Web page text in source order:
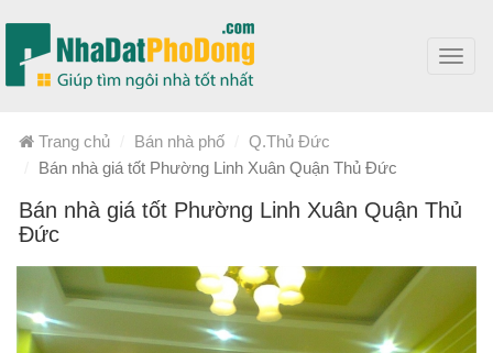
Trang chủ Bán nhà phố
Q.Thủ Đức
Bán nhà giá tốt Phường Linh Xuân Quận Thủ Đức
Bán nhà giá tốt Phường Linh Xuân Quận Thủ
Đức